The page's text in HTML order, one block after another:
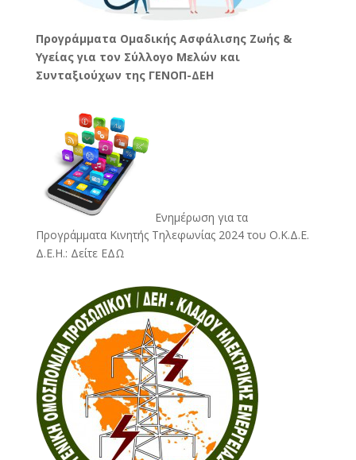
Προγράμματα Ομαδικής Ασφάλισης Ζωής &
Υγείας για τον Σύλλογο Μελών και
Συνταξιούχων της ΓΕΝΟΠ-ΔΕΗ
Ενημέρωση για τα
Προγράμματα Κινητής Τηλεφωνίας 2024 του Ο.Κ.Δ.Ε.
Δ.Ε.Η.: Δείτε ΕΔΩ